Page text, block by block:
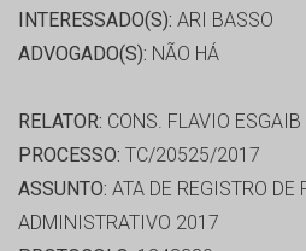
INTERESSADO(S): ARI BASSO
ADVOGADO(S): NÃO HÁ
RELATOR: CONS. FLAVIO ESGAIB
PROCESSO: TC/20525/2017
ASSUNTO: ATA DE REGISTRO DE
ADMINISTRATIVO 2017